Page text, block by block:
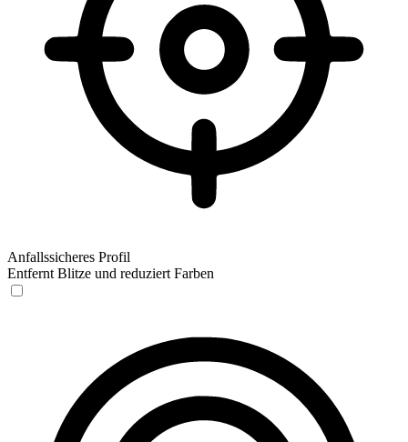
Anfallssicheres Profil
Entfernt Blitze und reduziert Farben